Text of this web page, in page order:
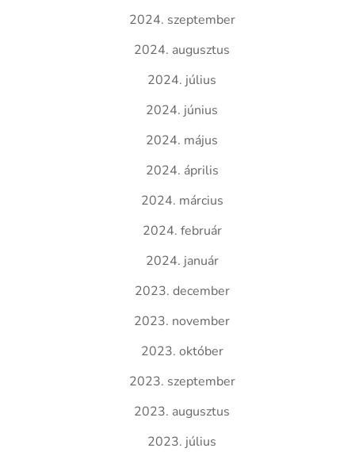
2024. szeptember
2024. augusztus
2024. július
2024. június
2024. május
2024. április
2024. március
2024. február
2024. január
2023. december
2023. november
2023. október
2023. szeptember
2023. augusztus
2023. július